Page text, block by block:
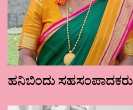
ಹನಿಬಿಂದು ಸಹಸಂಪಾದಕರು